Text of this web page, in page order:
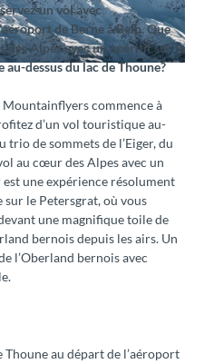
un vol avec
de Berne à Belp. Que
des Alpes avec un apéritif sur le
dessus du lac de Thoune?
commence à
d’un vol touristique au-
trio de sommets de l’Eiger, du
au cœur des Alpes avec un
une expérience résolument
sur le Petersgrat, où vous
une magnifique toile de
bernois depuis les airs. Un
l’Oberland bernois avec
Thoune au départ de l’aéroport